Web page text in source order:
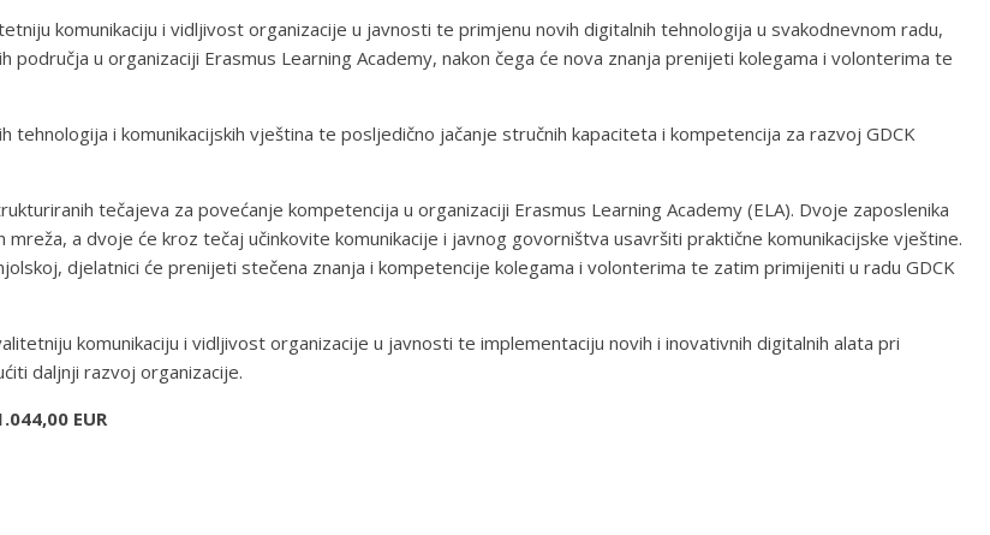
komunikaciju i vidljivost organizacije u javnosti te primjenu novih digitalnih tehnologija u svakodnevnom radu,
u organizaciji Erasmus Learning Academy, nakon čega će nova znanja prenijeti kolegama i volonterima te
i komunikacijskih vještina te posljedično jačanje stručnih kapaciteta i kompetencija za razvoj GDCK
tečajeva za povećanje kompetencija u organizaciji Erasmus Learning Academy (ELA). Dvoje zaposlenika
a dvoje će kroz tečaj učinkovite komunikacije i javnog govorništva usavršiti praktične komunikacijske vještine.
djelatnici će prenijeti stečena znanja i kompetencije kolegama i volonterima te zatim primijeniti u radu GDCK
komunikaciju i vidljivost organizacije u javnosti te implementaciju novih i inovativnih digitalnih alata pri
daljnji razvoj organizacije.
EUR